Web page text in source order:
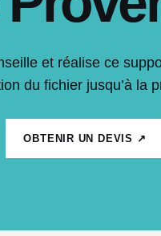
et réalise ce
du fichier jusqu’à la
OBTENIR UN DEVIS ↗